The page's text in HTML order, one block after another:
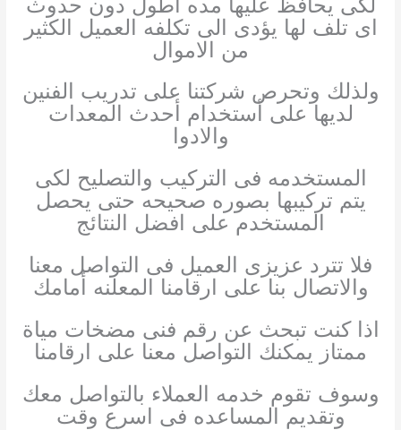
اى تلف لها يؤدى الى تكلفه العميل الكثير
من الاموال
ولذلك وتحرص شركتنا على تدريب الفنين
لديها على أستخدام أحدث المعدات
والادوا
المستخدمه فى التركيب والتصليح لكى
يتم تركيبها بصوره صحيحه حتى يحصل
المستخدم على افضل النتائج
فلا تترد عزيزى العميل فى التواصل معنا
والاتصال بنا على ارقامنا المعلنه أمامك
اذا كنت تبحث عن رقم فنى مضخات مياة
ممتاز يمكنك التواصل معنا على ارقامنا
وسوف تقوم خدمه العملاء بالتواصل معك
وتقديم المساعده فى اسرع وقت